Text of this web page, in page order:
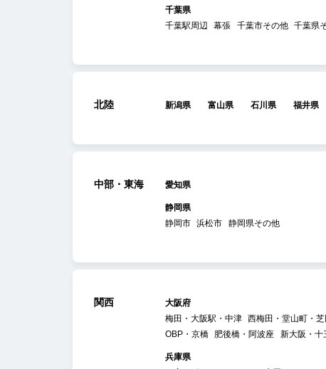
千葉県
千葉駅周辺
幕張 千葉市その他 千葉県
北陸 新潟県 富山県 石川県 福井県
中部・東海 愛知県
静岡県
静岡市 浜松市 静岡県その他
関西
大阪府
梅田・大阪駅・中津 西梅田・堂山町・
OBP・京橋
肥後橋・阿波座 新大阪・十
兵庫県